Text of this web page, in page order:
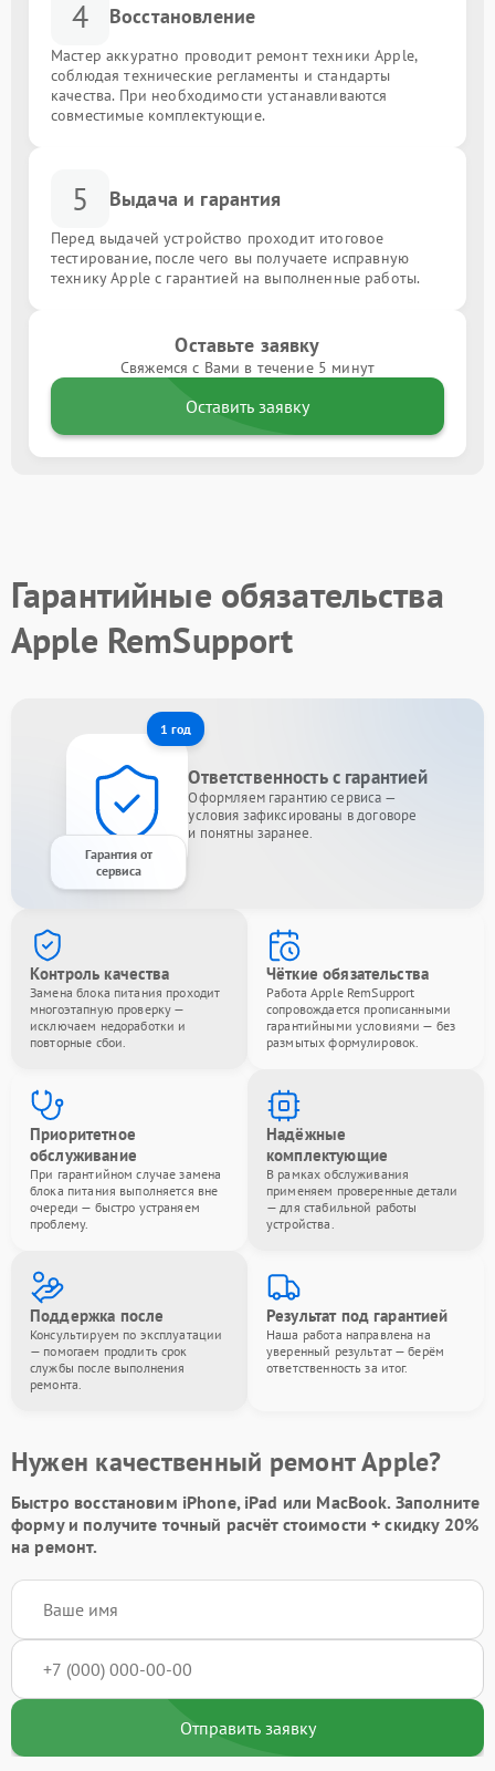
4 Восстановление
Мастер аккуратно проводит ремонт техники Apple,
соблюдая технические регламенты и стандарты
качества. При необходимости устанавливаются
совместимые комплектующие.
5 Выдача и гарантия
Перед выдачей устройство проходит итоговое
тестирование, после чего вы получаете исправную
технику Apple с гарантией на выполненные работы.
Оставьте заявку
Свяжемся с Вами в течение 5 минут
Оставить заявку
Гарантийные обязательства
Apple RemSupport
1 год
Гарантия от
сервиса
Ответственность с гарантией
Оформляем гарантию сервиса —
условия зафиксированы в договоре
и понятны заранее.
Контроль качества
Замена блока питания проходит
многоэтапную проверку —
исключаем недоработки и
повторные сбои.
Чёткие обязательства
Работа Apple RemSupport
сопровождается прописанными
гарантийными условиями — без
размытых формулировок.
Приоритетное
обслуживание
При гарантийном случае замена
блока питания выполняется вне
очереди — быстро устраняем
проблему.
Надёжные
комплектующие
В рамках обслуживания
применяем проверенные детали
— для стабильной работы
устройства.
Поддержка после
Консультируем по эксплуатации
— помогаем продлить срок
службы после выполнения
ремонта.
Результат под гарантией
Наша работа направлена на
уверенный результат — берём
ответственность за итог.
Нужен качественный ремонт Apple?
Быстро восстановим iPhone, iPad или MacBook. Заполните
формуи получите точный расчёт стоимости +скидку 20%
на ремонт.
Отправить заявку